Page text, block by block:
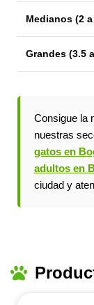
Medianos (2
Grandes (3.5
Consigue la
nuestras
gatos en
adultos en
ciudad y